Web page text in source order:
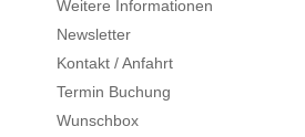
Weitere Informationen
Newsletter
Kontakt / Anfahrt
Termin Buchung
Wunschbox